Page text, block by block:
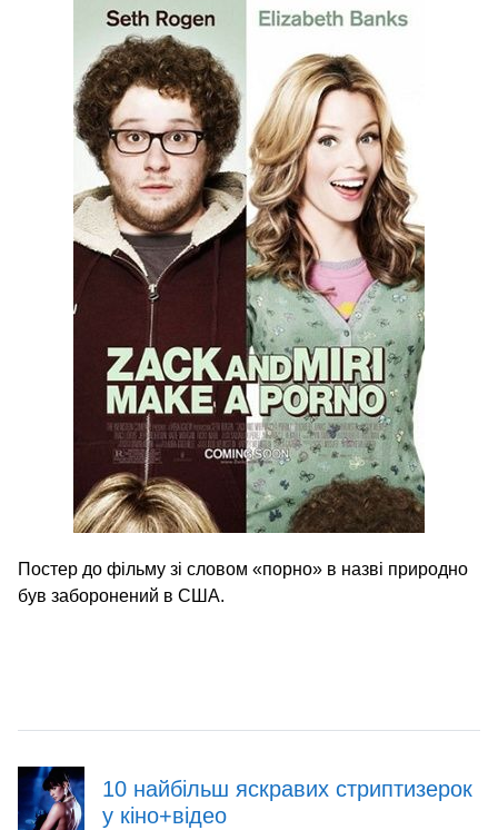
Постер до фільму зі словом «порно» в назві природно
був заборонений в США.
10 найбільш яскравих стриптизерок
у кіно+відео